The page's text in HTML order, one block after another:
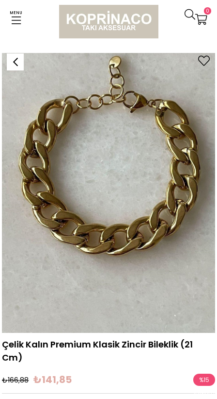
MENU 0
Bileklikler Çelik Kalın Premium Klasik Zincir Bileklik (21 Cm)
Çelik Kalın Premium Klasik Zincir Bileklik (21
Cm)
₺166,88 ₺141,85 %15
İndirim